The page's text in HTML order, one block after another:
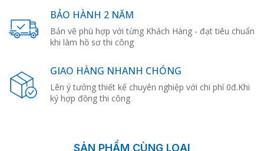
BẢO HÀNH 2 NĂM
Bản vẽ phù hợp với từng Khách Hàng - đạt tiêu chuẩn
khi làm hồ sơ thi công
GIAO HÀNG NHANH CHÓNG
Lên ý tưởng thiết kế chuyên nghiệp với chi phí 0đ.Khi
ký hợp đồng thi công
SẢN PHẨM CÙNG LOẠI